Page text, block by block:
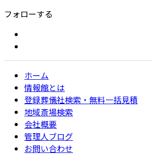
フォローする
ホーム
情報館とは
登録葬儀社検索・無料一括見積
地域斎場検索
会社概要
管理人ブログ
お問い合わせ